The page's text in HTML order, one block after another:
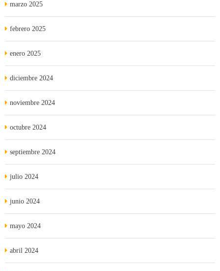
marzo 2025
febrero 2025
enero 2025
diciembre 2024
noviembre 2024
octubre 2024
septiembre 2024
julio 2024
junio 2024
mayo 2024
abril 2024